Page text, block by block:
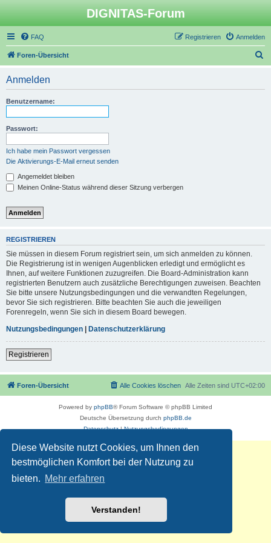
Diese Website nutzt Cookies, um Ihnen den
bestmöglichen Komfort bei der Nutzung zu
bieten. Mehr erfahren
Verstanden!
DIGNITAS-Forum
FAQ Anmelden
Registrieren
Foren-Übersicht
Anmelden
Benutzername:
Passwort:
Ich habe mein Passwort vergessen
Die Aktivierungs-E-Mail erneut senden
Angemeldet bleiben
Meinen Online-Status während dieser Sitzung verbergen
REGISTRIEREN
Sie müssen in diesem Forum registriert sein, um sich anmelden zu können.
Die Registrierung ist in wenigen Augenblicken erledigt und ermöglicht es
Ihnen, auf weitere Funktionen zuzugreifen. Die Board-Administration kann
registrierten Benutzern auch zusätzliche Berechtigungen zuweisen. Beachten
Sie bitte unsere Nutzungsbedingungen und die verwandten Regelungen,
bevor Sie sich registrieren. Bitte beachten Sie auch die jeweiligen
Forenregeln, wenn Sie sich in diesem Board bewegen.
Nutzungsbedingungen | Datenschutzerklärung
Registrieren
Foren-Übersicht Alle Zeiten sind UTC+02:00
Alle Cookies löschen
Powered by phpBB® Forum Software © phpBB Limited
Deutsche Übersetzung durch phpBB.de
Datenschutz|Nutzungsbedingungen